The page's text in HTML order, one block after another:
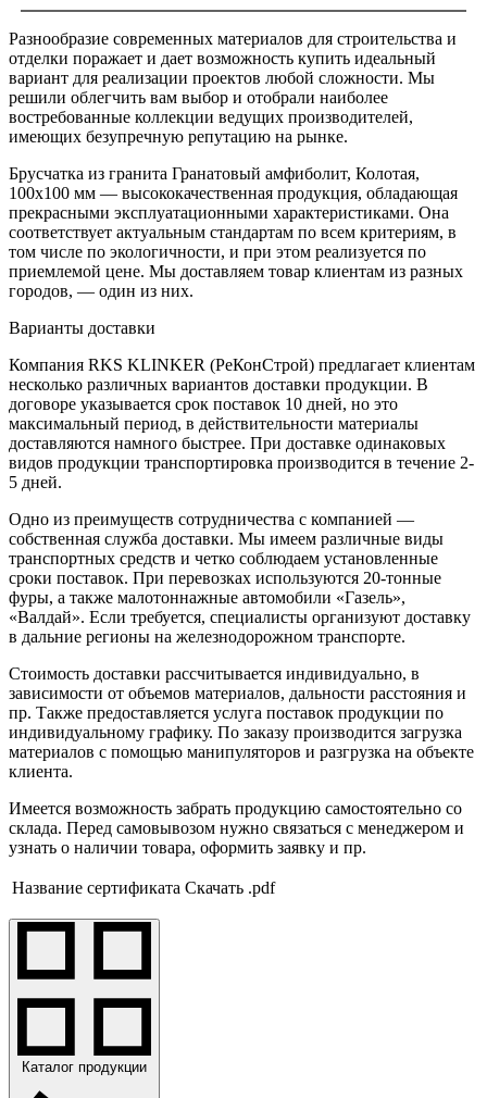
Разнообразие современных материалов для строительства и
отделки поражает и дает возможность купить идеальный
вариант для реализации проектов любой сложности. Мы
решили облегчить вам выбор и отобрали наиболее
востребованные коллекции ведущих производителей,
имеющих безупречную репутацию на рынке.
Брусчатка из гранита Гранатовый амфиболит, Колотая,
100x100 мм — высококачественная продукция, обладающая
прекрасными эксплуатационными характеристиками. Она
соответствует актуальным стандартам по всем критериям, в
том числе по экологичности, и при этом реализуется по
приемлемой цене. Мы доставляем товар клиентам из разных
городов, — один из них.
Варианты доставки
Компания RKS KLINKER (РеКонСтрой) предлагает клиентам
несколько различных вариантов доставки продукции. В
договоре указывается срок поставок 10 дней, но это
максимальный период, в действительности материалы
доставляются намного быстрее. При доставке одинаковых
видов продукции транспортировка производится в течение 2-
5 дней.
Одно из преимуществ сотрудничества с компанией —
собственная служба доставки. Мы имеем различные виды
транспортных средств и четко соблюдаем установленные
сроки поставок. При перевозках используются 20-тонные
фуры, а также малотоннажные автомобили «Газель»,
«Валдай». Если требуется, специалисты организуют доставку
в дальние регионы на железнодорожном транспорте.
Стоимость доставки рассчитывается индивидуально, в
зависимости от объемов материалов, дальности расстояния и
пр. Также предоставляется услуга поставок продукции по
индивидуальному графику. По заказу производится загрузка
материалов с помощью манипуляторов и разгрузка на объекте
клиента.
Имеется возможность забрать продукцию самостоятельно со
склада. Перед самовывозом нужно связаться с менеджером и
узнать о наличии товара, оформить заявку и пр.
Название сертификата Скачать .pdf
Каталог продукции